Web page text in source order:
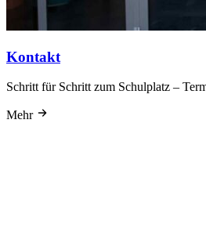
Kontakt
Schritt für Schritt zum Schulplatz –
Mehr